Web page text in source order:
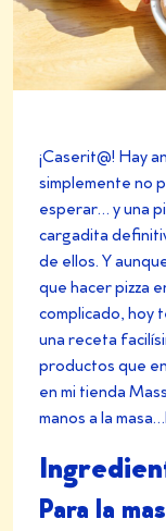
¡Caserit@! Hay
simplemente no
esperar… y una
cargadita
de ellos. Y
que hacer pizza
complicado, hoy
una receta
productos que
en mi tienda
manos a la
Para la